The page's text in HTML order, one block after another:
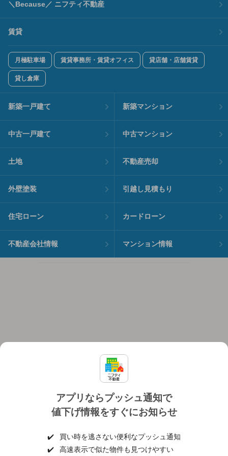
アプリならプッシュ通知で
値下げ情報をすぐにお知らせ
✔️
買い時を逃さない便利なプッシュ通知
✔️
高速表示で似た物件も見つけやすい
＼Because／ ニフティ不動産
賃貸
月極駐車場 賃貸事務所・賃貸オフィス 貸店舗・店舗賃貸
貸し倉庫
新築一戸建て 新築マンション
中古一戸建て 中古マンション
土地 不動産売却
外壁塗装 引越し見積もり
住宅ローン カードローン
不動産会社情報 マンション情報
個人情報保護ポリシー 利用規約
ヘルプ・お問い合わせ 採用情報